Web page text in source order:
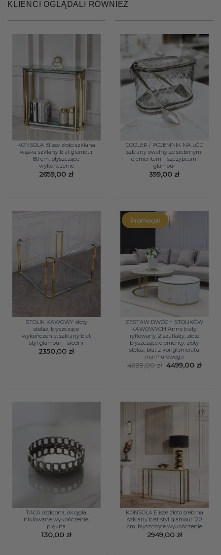
KLIENCI OGLĄDALI RÓWNIEŻ
KONSOLA Elisse złoto szklana
wąska szklany blat glamour
80 cm, błyszczące
wykończenie
2659,00 zł
COOLER / POJEMNIK NA LÓD
szklany owalny ze srebrnymi
elementami i szczypcami
glamour
399,00 zł
STOLIK KAWOWY złoty
stelaż, błyszczące
wykończenie, szklany blat
styl glamour – średni
2350,00 zł
Promocja!
ZESTAW DWÓCH STOLIKÓW
KAWOWYCH Anne biały,
ryflowany, 2 szuflady, złote
błyszczące elementy, złoty
stelaż, blat z konglomeratu
marmurowego
4999,00zł Pierwotna
4499,00 zł
TACA ozdobna, okrągła,
niklowane wykończenie,
piękna
130,00 zł
KONSOLA Elisse złoto srebrna
szklany blat styl glamour 120
cm, błyszczące wykończenie
2949,00 zł